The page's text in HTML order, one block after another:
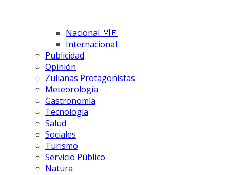
Nacional 🇻🇪
Internacional
Publicidad
Opinión
Zulianas Protagonistas
Meteorología
Gastronomía
Tecnología
Salud
Sociales
Turismo
Servicio Público
Natura